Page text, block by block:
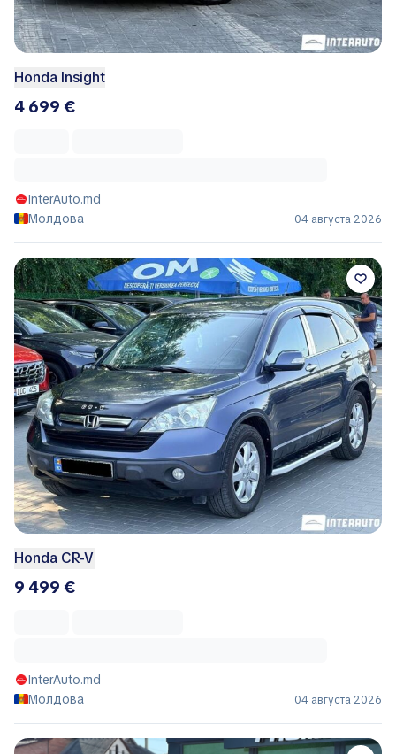
Honda Insight
4 699 €
InterAuto.md
Молдова
04 августа 2026
Honda CR-V
9 499 €
InterAuto.md
Молдова
04 августа 2026